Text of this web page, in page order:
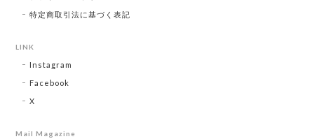
特定商取引法に基づく表記
LINK
Instagram
Facebook
X
Mail Magazine